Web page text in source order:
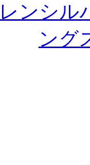
ンシル
ング